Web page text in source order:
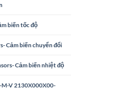
biến tốc độ
Cảm biến chuyển đổi
Cảm biến nhiệt độ
V 2130X000X00-